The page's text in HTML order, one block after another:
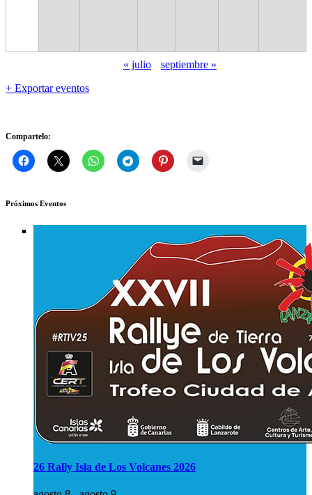
« julio septiembre »
+ Exportar eventos
Compartelo:
Próximos Eventos
26 Rally Isla de Los Volcanes 2026